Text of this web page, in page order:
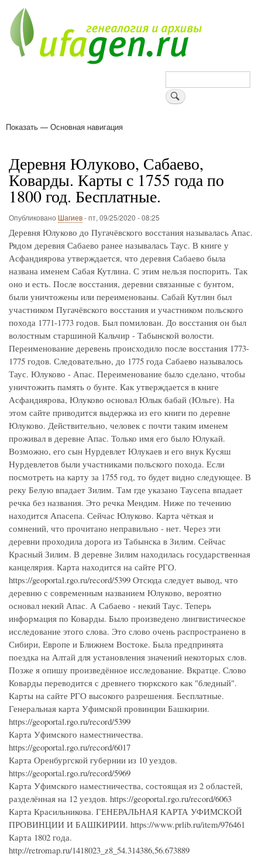
основному
содержанию
Поиск
Основная
Показать — Основная навигация
Деревня Юлуково, Сабаево,
Коварды. Карты с 1755 года по
1800 год. Бесплатные.
Опубликовано Шагиев-пт, 09/25/2020 - 08:25
Деревня Юлуково до Пугачёвского восстания называлась Апас.
Рядом деревня Сабаево ранее называлась Таус. В книге у
Асфандиярова утверждается, что деревня Сабаево была
названа именем Сабая Кутлина. С этим нельзя поспорить. Так
оно и есть. После восстания, деревни связанные с бунтом,
были уничтожены или переименованы. Сабай Кутлин был
участником Пугачёвского восстания и участником польского
похода 1771-1773 годов. Был помилован. До восстания он был
волостным старшиной Кальчир - Табынской волости.
Переименование деревень происходило после восстания 1773-
1775 годов. Следовательно, до 1775 года Сабаево называлось
Таус. Юлуково - Апас. Переименование было сделано, чтобы
уничтожить память о бунте. Как утверждается в книге
Асфандиярова, Юлуково основал Юлык бабай (Юльге). На
этом сайте приводится выдержка из его книги по деревне
Юлуково. Действительно, человек с почти таким именем
проживал в деревне Апас. Только имя его было Юлукай.
Возможно, его сын Нурдевлет Юлукаев и его внук Кусяш
Нурдевлетов были участниками польского похода. Если
посмотреть на карту за 1755 год, то будет видно следующее. В
реку Белую впадает Зилим. Там где указано Таусепа впадает
речка без названия. Это речка Мендим. Ниже по течению
находится Апасепа. Сейчас Юлуково. Карта чёткая и
сомнений, что прочитано неправильно - нет. Через эти
деревни проходила дорога из Табынска в Зилим. Сейчас
Красный Зилим. В деревне Зилим находилась государственная
канцелярия. Карта находится на сайте РГО.
https://geoportal.rgo.ru/record/5399 Отсюда следует вывод, что
деревню с современным названием Юлуково, вероятно
основал некий Апас. А Сабаево - некий Таус. Теперь
информация по Коварды. Было произведено лингвистическое
исследование этого слова. Это слово очень распространено в
Сибири, Европе и Ближнем Востоке. Была предпринята
поездка на Алтай для установления значений некоторых слов.
Позже я опишу произведённое исследование. Вкратце. Слово
Коварды переводится с древнего тюркского как "бледный".
Карты на сайте РГО высокого разрешения. Бесплатные.
Генеральная карта Уфимской провинции Башкирии.
https://geoportal.rgo.ru/record/5399
Карта Уфимского наместничества.
https://geoportal.rgo.ru/record/6017
Карта Оренбургской губернии из 10 уездов.
https://geoportal.rgo.ru/record/5969
Карта Уфимского наместничества, состоящая из 2 областей,
разделённая на 12 уездов. https://geoportal.rgo.ru/record/6063
Карта Красильникова. ГЕНЕРАЛЬНАЯ КАРТА УФИМСКОЙ
ПРОВИНЦИИ И БАШКИРИИ. https://www.prlib.ru/item/976461
Карта 1802 года.
http://retromap.ru/1418023_z8_54.314386,56.673889